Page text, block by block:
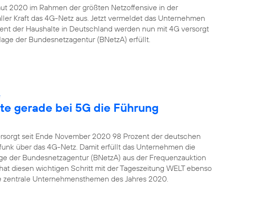
2020 im Rahmen der größten Netzoffensive in der
Kraft das 4G-Netz aus. Jetzt vermeldet das Unternehmen
der Haushalte in Deutschland werden nun mit 4G versorgt
der Bundesnetzagentur (BNetzA) erfüllt.
gerade bei 5G die Führung
seit Ende November 2020 98 Prozent der deutschen
über das 4G-Netz. Damit erfüllt das Unternehmen die
der Bundesnetzagentur (BNetzA) aus der Frequenzauktion
diesen wichtigen Schritt mit der Tageszeitung WELT ebenso
Unternehmensthemen des Jahres 2020.